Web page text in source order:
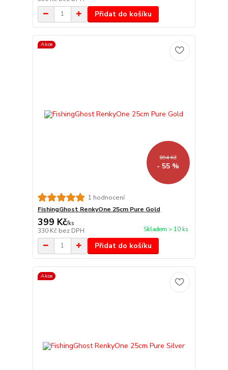
Přidat do košíku
Akce
894 Kč
- 55 %
1 hodnocení
FishingGhost RenkyOne 25cm Pure Gold
399 Kč/ks
330 Kč bez DPH Skladem > 10 ks
Přidat do košíku
Akce